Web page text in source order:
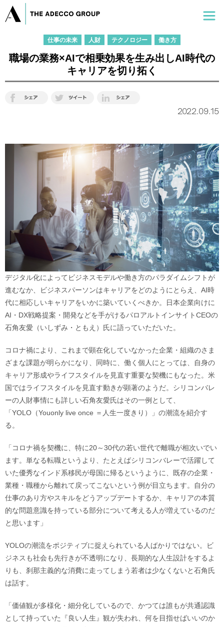
仕事の未来 人財 テクノロジー 働き方
職場の業務×AIで相乗効果を生み出しAI時代の
キャリアを切り拓く
2022.09.15
デジタル化によってビジネスモデルや働き方のパラダイムシフトが
進むなか、ビジネスパーソンはキャリアをどのようにとらえ、AI時
代に相応しいキャリアをいかに築いていくべきか。日本企業向けに
AI・DX戦略提案・開発などを手がけるパロアルトインサイトCEOの
石角友愛（いしずみ・ともえ）氏に語っていただいた。
コロナ禍により、これまで顕在化していなかった企業・組織のさま
ざまな課題が明らかになり、同時に、働く個人にとっては、自身の
キャリア形成やライフスタイルを見直す重要な契機にもなった。米
国ではライフスタイルを見直す動きが顕著のようだ。シリコンバレ
ーの人財事情にも詳しい石角友愛氏はその一例として、
「YOLO（Youonly live once ＝人生一度きり）」の潮流を紹介す
る。
「コロナ禍を契機に、特に20～30代の若い世代で離職が相次いでい
ます。単なる転職というより、たとえばシリコンバレーで活躍して
いた優秀なインド系移民が母国に帰るというように、既存の企業・
業種・職種から離れて戻ってこないという例が目立ちます。自分の
仕事のあり方やスキルをどうアップデートするか、キャリアの本質
的な問題意識を持っている部分について考える人が増えているのだ
と思います」
YOLOの潮流をポジティブに捉えられている人ばかりではない。ビ
ジネスも社会も先行きが不透明になり、長期的な人生設計をするよ
りも、刹那主義的な消費に走ってしまう若者は少なくないと石角氏
は話す。
「価値観が多様化・細分化しているので、かつては誰もが共通認識
として持っていた『良い人生』観が失われ、何を目指せばいいのか